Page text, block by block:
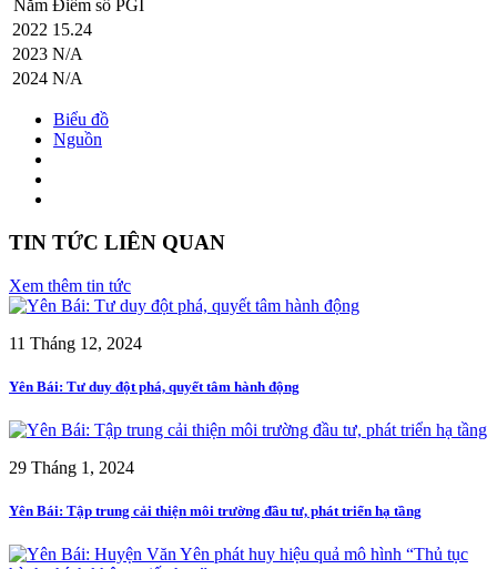
Năm Điểm số PGI
2022 15.24
2023 N/A
2024 N/A
Biểu đồ
Nguồn
TIN TỨC LIÊN QUAN
Xem thêm tin tức
11 Tháng 12, 2024
Yên Bái: Tư duy đột phá, quyết tâm hành động
29 Tháng 1, 2024
Yên Bái: Tập trung cải thiện môi trường đầu tư, phát triển hạ tầng